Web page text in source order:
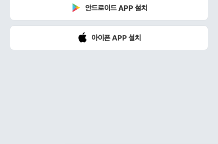
안드로이드 APP 설치
아이폰 APP 설치